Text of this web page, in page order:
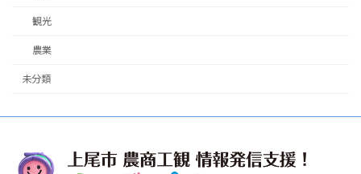
観光
農業
未分類